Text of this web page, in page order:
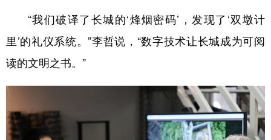
“我们破译了长城的‘烽烟密码’，发现了‘双墩计
里’的礼仪系统。”李哲说，“数字技术让长城成为可阅
读的文明之书。”